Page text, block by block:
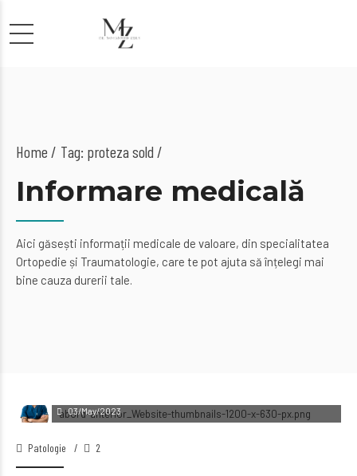
Home Tag: proteza sold /
Informare medicală
Aici găsești informații medicale de valoare, din specialitatea
Ortopedie și Traumatologie, care te pot ajuta să înțelegi mai
bine cauza durerii tale.
03/May/2023
Patologie 2